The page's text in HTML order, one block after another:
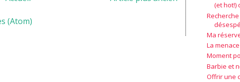
(Atom)
(et hot!)
Ma
La
Moment
Barbie et
Offrir une